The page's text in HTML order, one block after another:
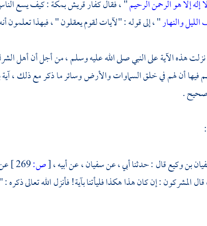
إلا هو الرحمن الرحيم" ، فقال كفارقريشبمكة: كيف يسع
والنهار" ، إلى قوله : "لآيات لقوم يعقلون " ، فبهذا تعلمون
هذه الآية على النبي صلى الله عليه وسلم ، من أجل أن أهل
فيها أن لهم في خلق السماوات والأرض وسائر ما ذكر مع ذلك ، آية
.
بن وكيعقال : حدثنا أبي ، عنسفيان، عن أبيه ،[ص:269 ]
المشركون : إن كان هذا هكذا فليأتنا بآية! فأنزل الله تعالى ذكره : "